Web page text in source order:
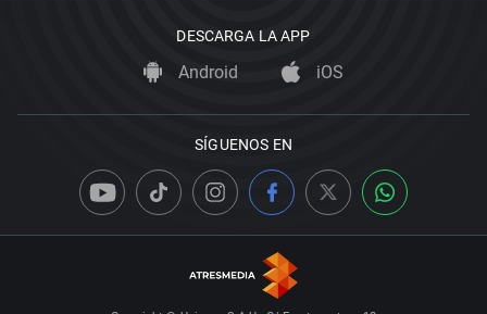
DESCARGA LA APP
Android iOS
SÍGUENOS EN